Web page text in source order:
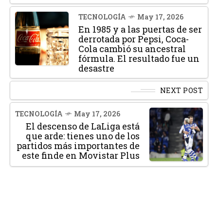
TECNOLOGÍA May 17, 2026
En 1985 y a las puertas de ser
derrotada por Pepsi, Coca-
Cola cambió su ancestral
fórmula. El resultado fue un
desastre
NEXT POST
TECNOLOGÍA May 17, 2026
El descenso de LaLiga está
que arde: tienes uno de los
partidos más importantes de
este finde en Movistar Plus